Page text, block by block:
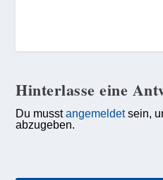
Hinterlasse eine
Du musstangemeldetsein,
abzugeben.